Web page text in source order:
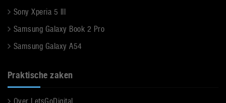
Sony Xperia 5 III
Samsung Galaxy Book 2 Pro
Samsung Galaxy A54
Praktische zaken